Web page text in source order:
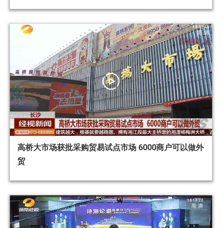
高桥大市场获批采购贸易试点市场 6000商户可以做外
贸